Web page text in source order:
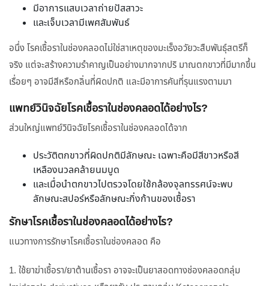
มีอาการแสบเวลาถ่ายปัสสาวะ
และเจ็บเวลามีเพศสัมพันธ์
อนึ่ง โรคเชื้อราในช่องคลอดไม่ใช่สาเหตุของมะเร็งอวัยวะสืบพันธุ์สตรีก็
จริง แต่จะสร้างความรำคาญเป็นอย่างมากจากปริ มาณตกขาวที่มีมากขึ้น
เรื่อยๆ อาจมีสีหรือกลิ่นที่ผิดปกติ และมีอาการคันที่รุนแรงตามมา
แพทย์วินิจฉัยโรคเชื้อราในช่องคลอดได้อย่างไร?
ส่วนใหญ่แพทย์วินิจฉัยโรคเชื้อราในช่องคลอดได้จาก
ประวัติตกขาวที่ผิดปกติมีลักษณะ เฉพาะคือมีสีขาวหรือสี
เหลืองนวลคล้ายนมบูด
และเมื่อนำตกขาวไปตรวจโดยใช้กล้องจุลทรรศน์จะพบ
ลักษณะสปอร์หรือลักษณะกิ่งก้านของเชื้อรา
รักษาโรคเชื้อราในช่องคลอดได้อย่างไร?
แนวทางการรักษาโรคเชื้อราในช่องคลอด คือ
1. ใช้ยาฆ่าเชื้อรา/ยาต้านเชื้อรา อาจจะเป็นยาสอดทางช่องคลอดกลุ่ม